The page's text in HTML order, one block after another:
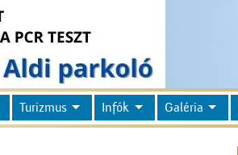
Turizmus Infók Galéria